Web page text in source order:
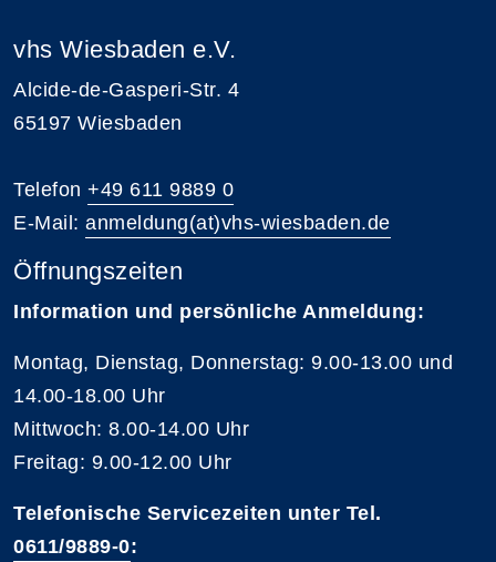
vhs Wiesbaden e.V.
Alcide-de-Gasperi-Str. 4
65197 Wiesbaden
Telefon +49 611 9889 0
E-Mail: anmeldung(at)vhs-wiesbaden.de
Öffnungszeiten
Information und persönliche Anmeldung:
Montag, Dienstag, Donnerstag: 9.00-13.00 und
14.00-18.00 Uhr
Mittwoch: 8.00-14.00 Uhr
Freitag: 9.00-12.00 Uhr
Telefonische Servicezeiten unter Tel.
0611/9889-0: